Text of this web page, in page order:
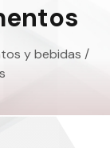
y bebidas /